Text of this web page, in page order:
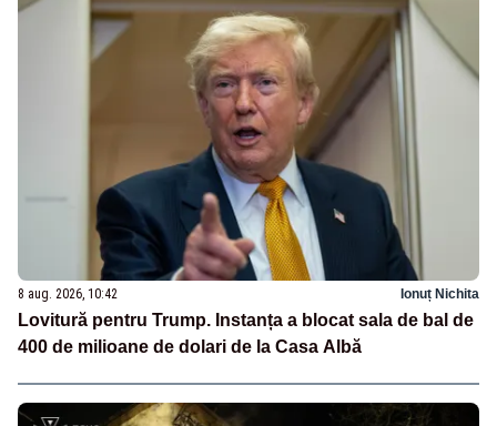
8 aug. 2026, 10:42 Ionuț Nichita
Lovitură pentru Trump. Instanța a blocat sala de bal de
400 de milioane de dolari de la Casa Albă